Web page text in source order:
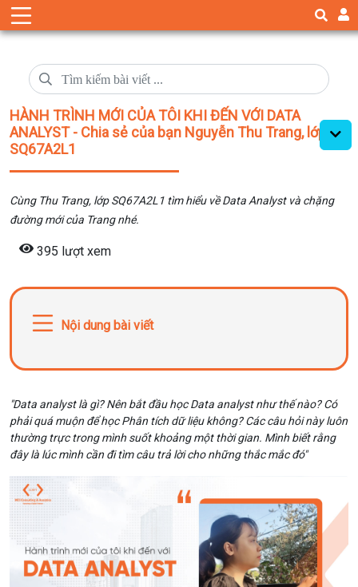
HÀNH TRÌNH MỚI CỦA TÔI KHI ĐẾN VỚI DATA
ANALYST - Chia sẻ của bạn Nguyễn Thu Trang, lớp
SQ67A2L1
Cùng Thu Trang, lớp SQ67A2L1 tìm hiểu về Data Analyst và chặng
đường mới của Trang nhé.
395 lượt xem
Nội dung bài viết
"Data analyst là gì? Nên bắt đầu học Data analyst như thế nào? Có
phải quá muộn để học Phân tích dữ liệu không? Các câu hỏi này luôn
thường trực trong mình suốt khoảng một thời gian. Mình biết rằng
đây là lúc mình cần đi tìm câu trả lời cho những thắc mắc đó"